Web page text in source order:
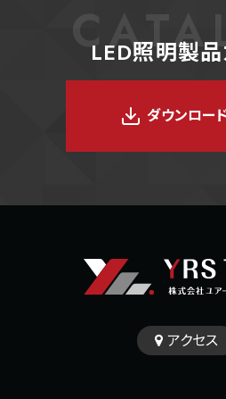
LED照明製
ダウンロー
アクセス